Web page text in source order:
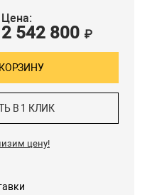
Цена:
2 542 800 ₽
В 1 КЛИК
цену!